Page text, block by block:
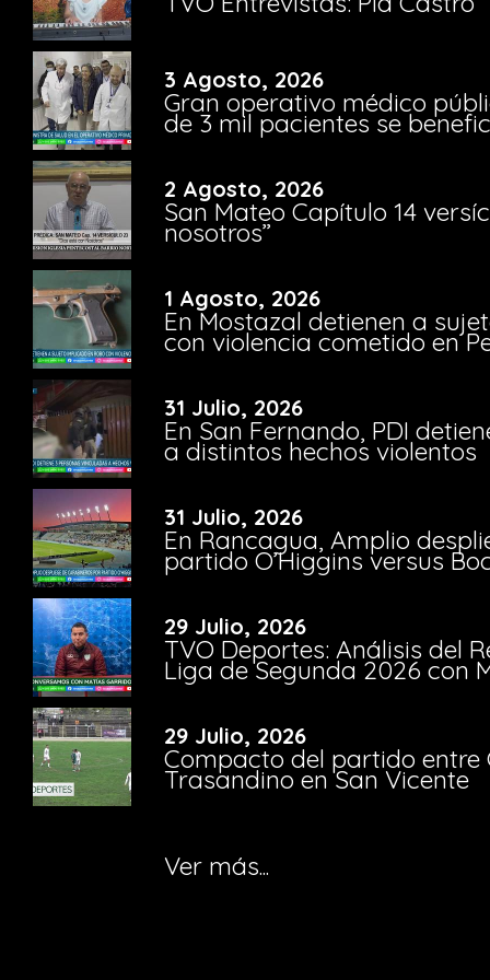
3 Agosto, 2026
Gran operativo médico
de 3 mil pacientes se
2 Agosto, 2026
San Mateo Capítulo 14
nosotros”
1 Agosto, 2026
En Mostazal detienen a
con violencia cometido en
31 Julio, 2026
En San Fernando, PDI
a distintos hechos violentos
31 Julio, 2026
En Rancagua, Amplio
partido O’Higgins versus
29 Julio, 2026
TVO Deportes: Análisis del
Liga de Segunda 2026 con
29 Julio, 2026
Compacto del partido entre
Trasandino en San Vicente
Ver más...